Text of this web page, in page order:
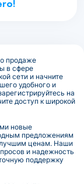
продаже
в сфере
сети и начните
удобного и
на
доступ к широкой
новые
предложениям
лучшим ценам. Наши
и надежность
поддержку